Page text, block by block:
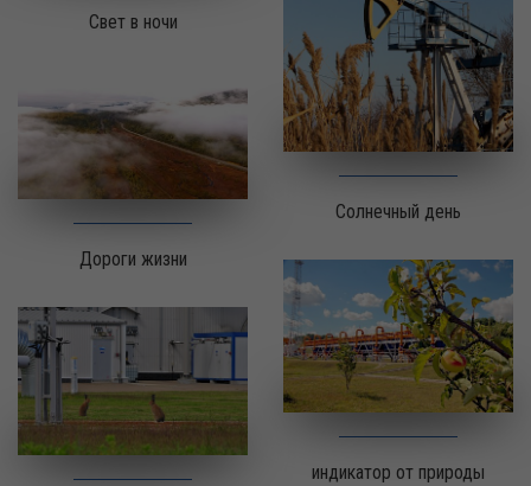
Свет в ночи
Дороги жизни
Солнечный день
индикатор от природы